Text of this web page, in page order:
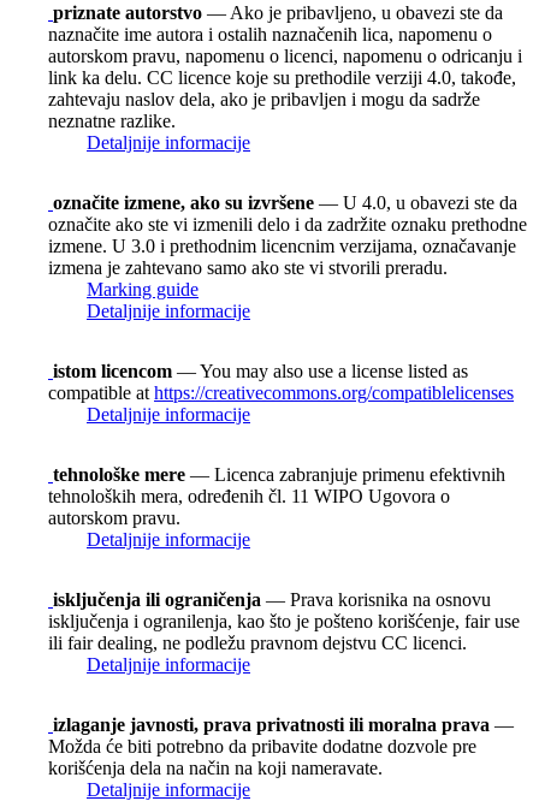
priznate autorstvo — Ako je pribavljeno, u obavezi ste da
naznačite ime autora i ostalih naznačenih lica, napomenu o
autorskom pravu, napomenu o licenci, napomenu o odricanju i
link ka delu. CC licence koje su prethodile verziji 4.0, takođe,
zahtevaju naslov dela, ako je pribavljen i mogu da sadrže
neznatne razlike.
Detaljnije informacije
označite izmene, ako su izvršene — U 4.0, u obavezi ste da
označite ako ste vi izmenili delo i da zadržite oznaku prethodne
izmene. U 3.0 i prethodnim licencnim verzijama, označavanje
izmena je zahtevano samo ako ste vi stvorili preradu.
Marking guide
Detaljnije informacije
istom licencom — You may also use a license listed as
compatible at https://creativecommons.org/compatiblelicenses
Detaljnije informacije
tehnološke mere — Licenca zabranjuje primenu efektivnih
tehnoloških mera, određenih čl. 11 WIPO Ugovora o
autorskom pravu.
Detaljnije informacije
isključenja ili ograničenja — Prava korisnika na osnovu
isključenja i ogranilenja, kao što je pošteno korišćenje, fair use
ili fair dealing, ne podležu pravnom dejstvu CC licenci.
Detaljnije informacije
izlaganje javnosti, prava privatnosti ili moralna prava —
Možda će biti potrebno da pribavite dodatne dozvole pre
korišćenja dela na način na koji nameravate.
Detaljnije informacije